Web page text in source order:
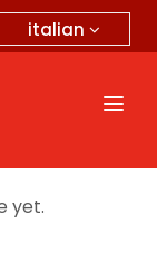
italian
yet.